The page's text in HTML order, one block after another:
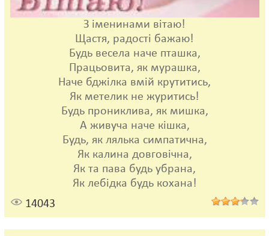
З іменинами вітаю!
Щастя, радості бажаю!
Будь весела наче пташка,
Працьовита, як мурашка,
Наче бджілка вмій крутитись,
Як метелик не журитись!
Будь прониклива, як мишка,
А живуча наче кішка,
Будь, як лялька симпатична,
Як калина довговічна,
Як та пава будь убрана,
Як лебідка будь кохана!
14043